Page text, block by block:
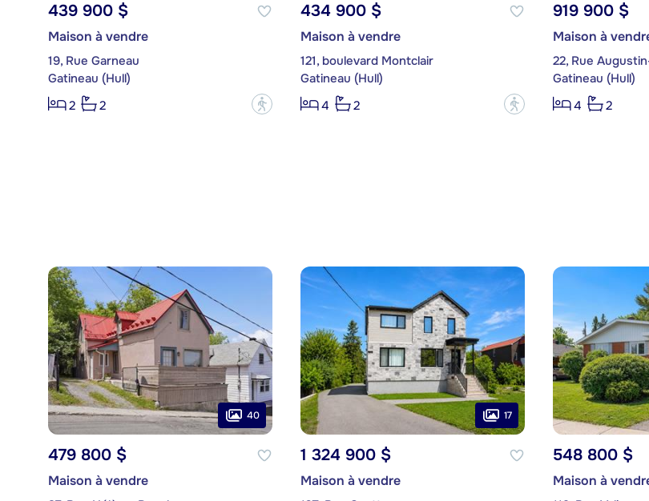
439 900 $
Maison à vendre
19, Rue Garneau
Gatineau (Hull)
2
2 ?
434 900 $
Maison à vendre
121, boulevard Montclair
Gatineau (Hull)
4
2 ?
919 900 $
Maison à
22, Rue
Gatineau (Hull)
4
2
40
479 800 $
Maison à vendre
17
1 324 900 $
Maison à vendre
548 800 $
Maison à